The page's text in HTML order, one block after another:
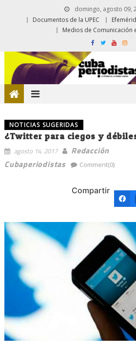
domingo, agosto 09,
Documentos de la UPEC
Medios de Comunicación
NOTICIAS SUGERIDAS
¿Twitter para ciegos y
agosto 14, 2017
Redacción
Cubaperiodistas
Comment(0)
Compartir